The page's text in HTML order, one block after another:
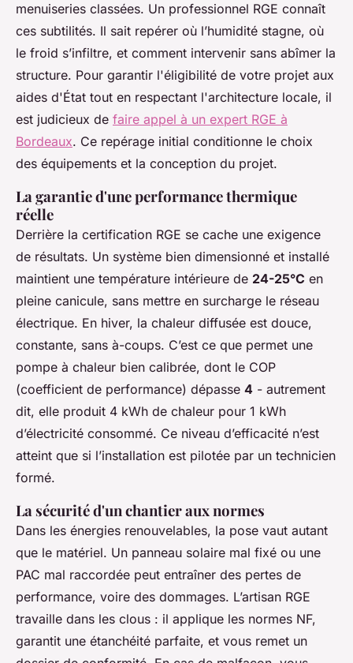
menuiseries classées. Un professionnel RGE connaît
ces subtilités. Il sait repérer où l’humidité stagne, où
le froid s’infiltre, et comment intervenir sans abîmer la
structure. Pour garantir l'éligibilité de votre projet aux
aides d'État tout en respectant l'architecture locale, il
est judicieux de faire appel à un expert RGE à
Bordeaux. Ce repérage initial conditionne le choix
des équipements et la conception du projet.
La garantie d'une performance thermique
réelle
Derrière la certification RGE se cache une exigence
de résultats. Un système bien dimensionné et installé
maintient une température intérieure de 24-25°C en
pleine canicule, sans mettre en surcharge le réseau
électrique. En hiver, la chaleur diffusée est douce,
constante, sans à-coups. C’est ce que permet une
pompe à chaleur bien calibrée, dont le COP
(coefficient de performance) dépasse 4 - autrement
dit, elle produit 4 kWh de chaleur pour 1 kWh
d’électricité consommé. Ce niveau d’efficacité n’est
atteint que si l’installation est pilotée par un technicien
formé.
La sécurité d'un chantier aux normes
Dans les énergies renouvelables, la pose vaut autant
que le matériel. Un panneau solaire mal fixé ou une
PAC mal raccordée peut entraîner des pertes de
performance, voire des dommages. L’artisan RGE
travaille dans les clous : il applique les normes NF,
garantit une étanchéité parfaite, et vous remet un